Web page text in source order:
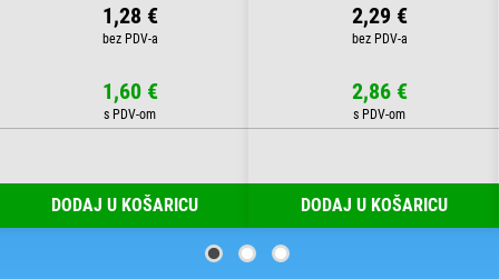
1,28 €
1,60 €
DODAJ U KOŠARICU
2,29 €
2,86 €
DODAJ U KOŠARICU